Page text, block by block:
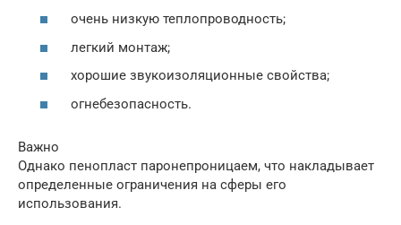
очень низкую теплопроводность;
легкий монтаж;
хорошие звукоизоляционные свойства;
огнебезопасность.
Важно
Однако пенопласт паронепроницаем, что накладывает
определенные ограничения на сферы его
использования.